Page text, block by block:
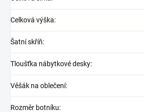
Celková výška:
Šatní skříň:
Tloušťka nábytkové desky:
Věšák na oblečení:
Rozměr botníku: